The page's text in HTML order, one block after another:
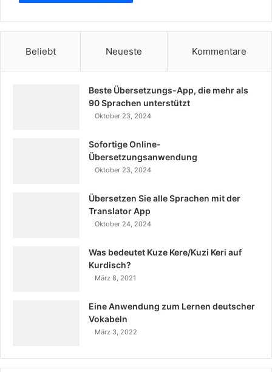
Beliebt Neueste Kommentare
Beste Übersetzungs-App, die mehr als
90 Sprachen unterstützt
Oktober 23, 2024
Sofortige Online-
Übersetzungsanwendung
Oktober 23, 2024
Übersetzen Sie alle Sprachen mit der
Translator App
Oktober 24, 2024
Was bedeutet Kuze Kere/Kuzi Keri auf
Kurdisch?
März 8, 2021
Eine Anwendung zum Lernen deutscher
Vokabeln
März 3, 2022